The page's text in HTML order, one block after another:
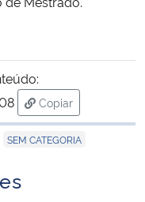
Copiar
para área de
SEM CATEGORIA